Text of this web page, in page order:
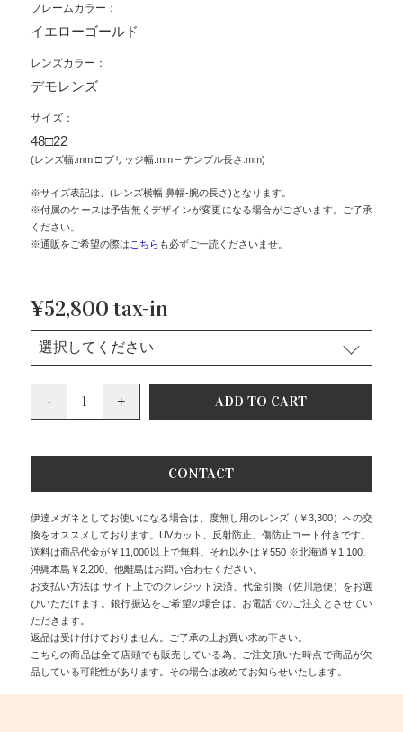
フレームカラー：
イエローゴールド
レンズカラー：
デモレンズ
サイズ：
48□22
(レンズ幅:mm □ ブリッジ幅:mm – テンプル長さ:mm)
※サイズ表記は、(レンズ横幅 鼻幅-腕の長さ)となります。
※付属のケースは予告無くデザインが変更になる場合がございます。ご了承
ください。
※通販をご希望の際は こちら も必ずご一読くださいませ。
¥52,800 tax-in
CONTACT
伊達メガネとしてお使いになる場合は、度無し用のレンズ（￥3,300）への交
換をオススメしております。UVカット、反射防止、傷防止コート付きです。
送料は商品代金が￥11,000以上で無料。それ以外は￥550 ※北海道￥1,100、
沖縄本島￥2,200、他離島はお問い合わせください。
お支払い方法は サイト上でのクレジット決済、代金引換（佐川急便）をお選
びいただけます。銀行振込をご希望の場合は、お電話でのご注文とさせてい
ただきます。
返品は受け付けておりません。ご了承の上お買い求め下さい。
こちらの商品は全て店頭でも販売している為、ご注文頂いた時点で商品が欠
品している可能性があります。その場合は改めてお知らせいたします。